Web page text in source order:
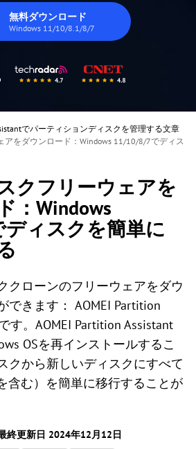
無料ダウンロード
Windows 11/10/8.1/8/7
でパーティションディスクを管理する文章
アをダウンロード：Windows 11/10/8/7でディス
クフリーウェアを
：Windows
ィスクを簡単に
クローンのフリーウェアをダウ
できます： AOMEI Partition
す。AOMEI Partition Assistant
OSを再インストールするこ
クから新しいディスクにすべて
含む）を簡単に移行することが
終更新日 2024年12月12日